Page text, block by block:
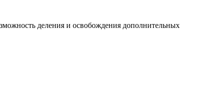
деления и освобождения дополнительных